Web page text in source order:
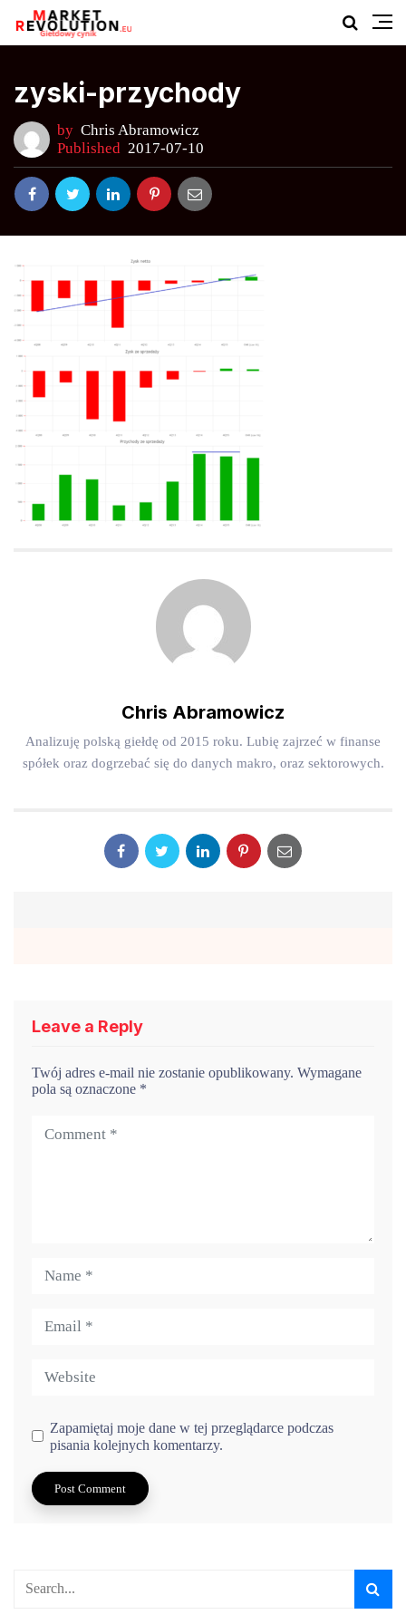
zyski-przychody
by Chris Abramowicz
Published 2017-07-10
Chris Abramowicz
Analizuję polską giełdę od 2015 roku. Lubię zajrzeć w finanse
spółek oraz dogrzebać się do danych makro, oraz sektorowych.
Leave a Reply
Twój adres e-mail nie zostanie opublikowany. Wymagane
pola są oznaczone *
Zapamiętaj moje dane w tej przeglądarce podczas
pisania kolejnych komentarzy.